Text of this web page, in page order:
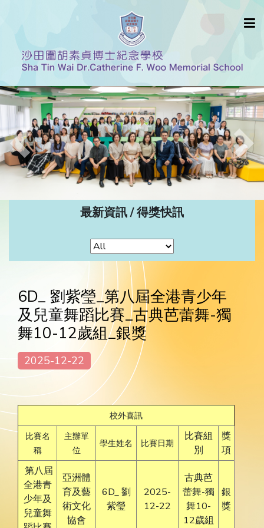
Previous Next
最新資訊 / 得獎快訊
6D_ 劉紫瑩_第八屆全港青少年
及兒童舞蹈比賽_古典芭蕾舞-獨
舞10-12歲組_銀獎
2025-12-22
校外喜訊
比賽名
稱
主辦單
位
學生姓名 比賽日期
比賽組
別
獎
項
第八屆
全港青
少年及
兒童舞
亞洲體
育及藝
術文化
協會
6D_ 劉
紫瑩
2025-
12-22
古典芭
蕾舞-獨
舞10-
12歲組
銀
獎